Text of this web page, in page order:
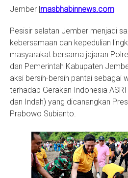
Jember |masbhabinnews.com
Pesisir selatan Jember menjadi
kebersamaan dan kepedulian
masyarakat bersama jajaran
dan Pemerintah Kabupaten
aksi bersih-bersih pantai sebagai
terhadap Gerakan Indonesia ASRI
dan Indah) yang dicanangkan
Prabowo Subianto.